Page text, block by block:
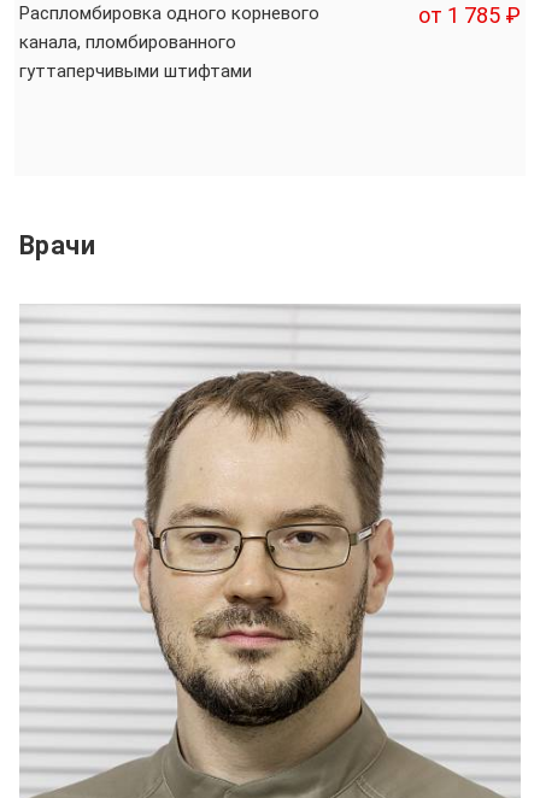
Распломбировка одного корневого
канала, пломбированного
гуттаперчивыми штифтами
от 1 785 ₽
Врачи